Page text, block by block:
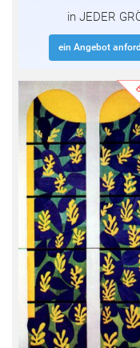
in JEDER
ein Angebot